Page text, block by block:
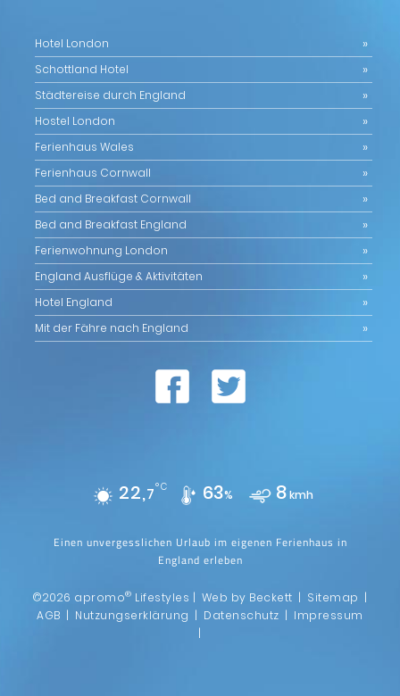
Hotel London
Schottland Hotel
Städtereise durch England
Hostel London
Ferienhaus Wales
Ferienhaus Cornwall
Bed and Breakfast Cornwall
Bed and Breakfast England
Ferienwohnung London
England Ausflüge & Aktivitäten
Hotel England
Mit der Fähre nach England
22,7°C 63% 8kmh
Einen unvergesslichen Urlaub im eigenen Ferienhaus in
England erleben
©2026 apromo® Lifestyles | Web by Beckett | Sitemap |
AGB | Nutzungserklärung | Datenschutz | Impressum
|